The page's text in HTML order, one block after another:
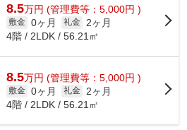
8.5万円 (管理費等：5,000円 )
敷金 0ヶ月 礼金
2ヶ月
4階 / 2LDK / 56.21㎡
8.5万円 (管理費等：5,000円 )
敷金 0ヶ月 礼金
2ヶ月
4階 / 2LDK / 56.21㎡